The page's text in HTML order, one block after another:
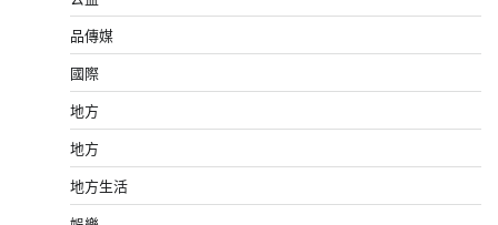
品傳媒
國際
地方
地方
地方生活